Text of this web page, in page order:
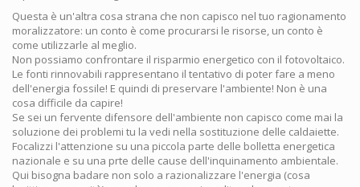
Questa è un'altra cosa strana che non capisco nel tuo ragionamento
moralizzatore: un conto è come procurarsi le risorse, un conto è
come utilizzarle al meglio.
Non possiamo confrontare il risparmio energetico con il fotovoltaico.
Le fonti rinnovabili rappresentano il tentativo di poter fare a meno
dell'energia fossile! E quindi di preservare l'ambiente! Non è una
cosa difficile da capire!
Se sei un fervente difensore dell'ambiente non capisco come mai la
soluzione dei problemi tu la vedi nella sostituzione delle caldaiette.
Focalizzi l'attenzione su una piccola parte delle bolletta energetica
nazionale e su una prte delle cause dell'inquinamento ambientale.
Qui bisogna badare non solo a razionalizzare l'energia (cosa